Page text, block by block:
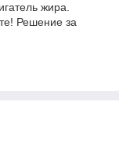
жира.
Решение за